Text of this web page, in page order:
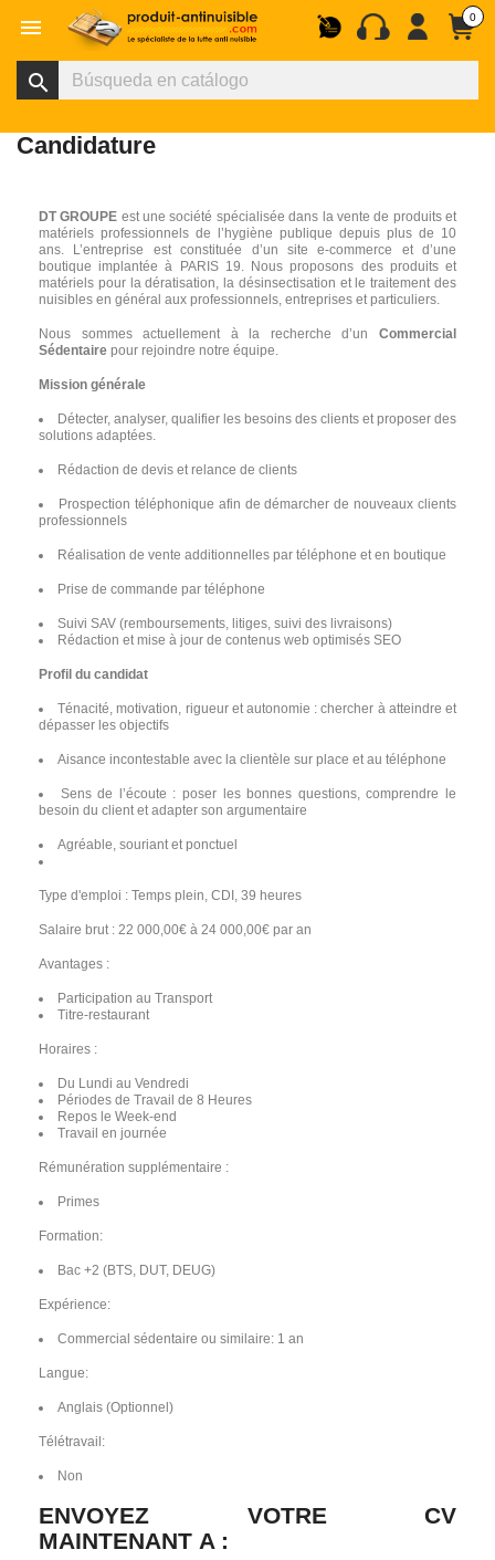
 0
search
Candidature
DT GROUPE est une société spécialisée dans la vente de produits et
matériels professionnels de l’hygiène publique depuis plus de 10
ans. L’entreprise est constituée d’un site e-commerce et d’une
boutique implantée à PARIS 19. Nous proposons des produits et
matériels pour la dératisation, la désinsectisation et le traitement des
nuisibles en général aux professionnels, entreprises et particuliers.
Nous sommes actuellement à la recherche d’un Commercial
Sédentaire pour rejoindre notre équipe.
Mission générale
Détecter, analyser, qualifier les besoins des clients et proposer des
solutions adaptées.
Rédaction de devis et relance de clients
Prospection téléphonique afin de démarcher de nouveaux clients
professionnels
Réalisation de vente additionnelles par téléphone et en boutique
Prise de commande par téléphone
Suivi SAV (remboursements, litiges, suivi des livraisons)
Rédaction et mise à jour de contenus web optimisés SEO
Profil du candidat
Ténacité, motivation, rigueur et autonomie : chercher à atteindre et
dépasser les objectifs
Aisance incontestable avec la clientèle sur place et au téléphone
Sens de l’écoute : poser les bonnes questions, comprendre le
besoin du client et adapter son argumentaire
Agréable, souriant et ponctuel
Type d'emploi : Temps plein, CDI, 39 heures
Salaire brut : 22 000,00€ à 24 000,00€ par an
Avantages :
Participation au Transport
Titre-restaurant
Horaires :
Du Lundi au Vendredi
Périodes de Travail de 8 Heures
Repos le Week-end
Travail en journée
Rémunération supplémentaire :
Primes
Formation:
Bac +2 (BTS, DUT, DEUG)
Expérience:
Commercial sédentaire ou similaire: 1 an
Langue:
Anglais (Optionnel)
Télétravail:
Non
ENVOYEZ VOTRE CV
MAINTENANT A :